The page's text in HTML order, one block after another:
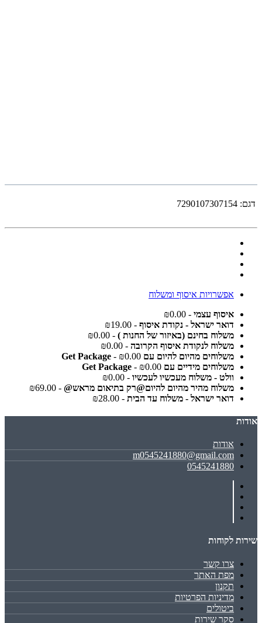
דגם: 7290107307154
אפשרויות איסוף ומשלוח
איסוף עצמי - ₪0.00
דואר ישראל - נקודת איסוף - ₪19.00
משלוח בחינם (באיזור של החנות ) - ₪0.00
משלוח לנקודת איסוף הקרובה - ₪0.00
משלוחים מהיום להיום עם Get Package - ₪0.00
משלוחים מידיים עם Get Package - ₪0.00
וולט - משלוח מעכשיו לעכשיו - ₪0.00
משלוח מהיר מהיום להיום@רק בתיאום מראש@ - ₪69.00
דואר ישראל - משלוח עד הבית - ₪28.00
אודות
אודות
m0545241880@gmail.com
0545241880
שירות לקוחות
צרו קשר
מפת האתר
תקנון
מדיניות הפרטיות
ביטולים
סקר שירות